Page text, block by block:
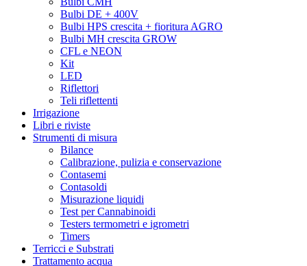
Grodan
Grotek
Growth technology
GSE
Gualala Robotics
Guru Plant Genetik
Hanna Instruments
Harmony
Harvest Right
Hesi
HGA
HGP
Homebox
Honey Bee
Hortigear
HSB – Hand Selected Bulk
HTS
HUMBOLDT SEED ORGANIZATION
Humboldt seeds
Hy-Gen
HY-Pro
Bulbi DE + 400V
Bulbi HPS crescita + fioritura AGRO
Bulbi MH crescita GROW
CFL e NEON
Kit
LED
Riflettori
Teli riflettenti
Irrigazione
Libri e riviste
Strumenti di misura
Bilance
Calibrazione, pulizia e conservazione
Contasemi
Contasoldi
Misurazione liquidi
Test per Cannabinoidi
Testers termometri e igrometri
Timers
Terricci e Substrati
Trattamento acqua